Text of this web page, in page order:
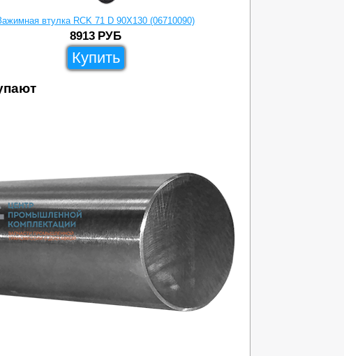
втулка RCK 71 D 90X130 (06710090)
8913 РУБ
Купить